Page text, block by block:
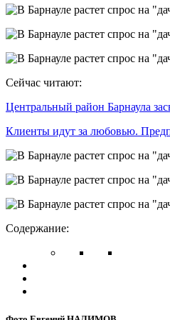
Сейчас читают:
Центральный район Барнаула
Клиенты идут за любовью.
Содержание: